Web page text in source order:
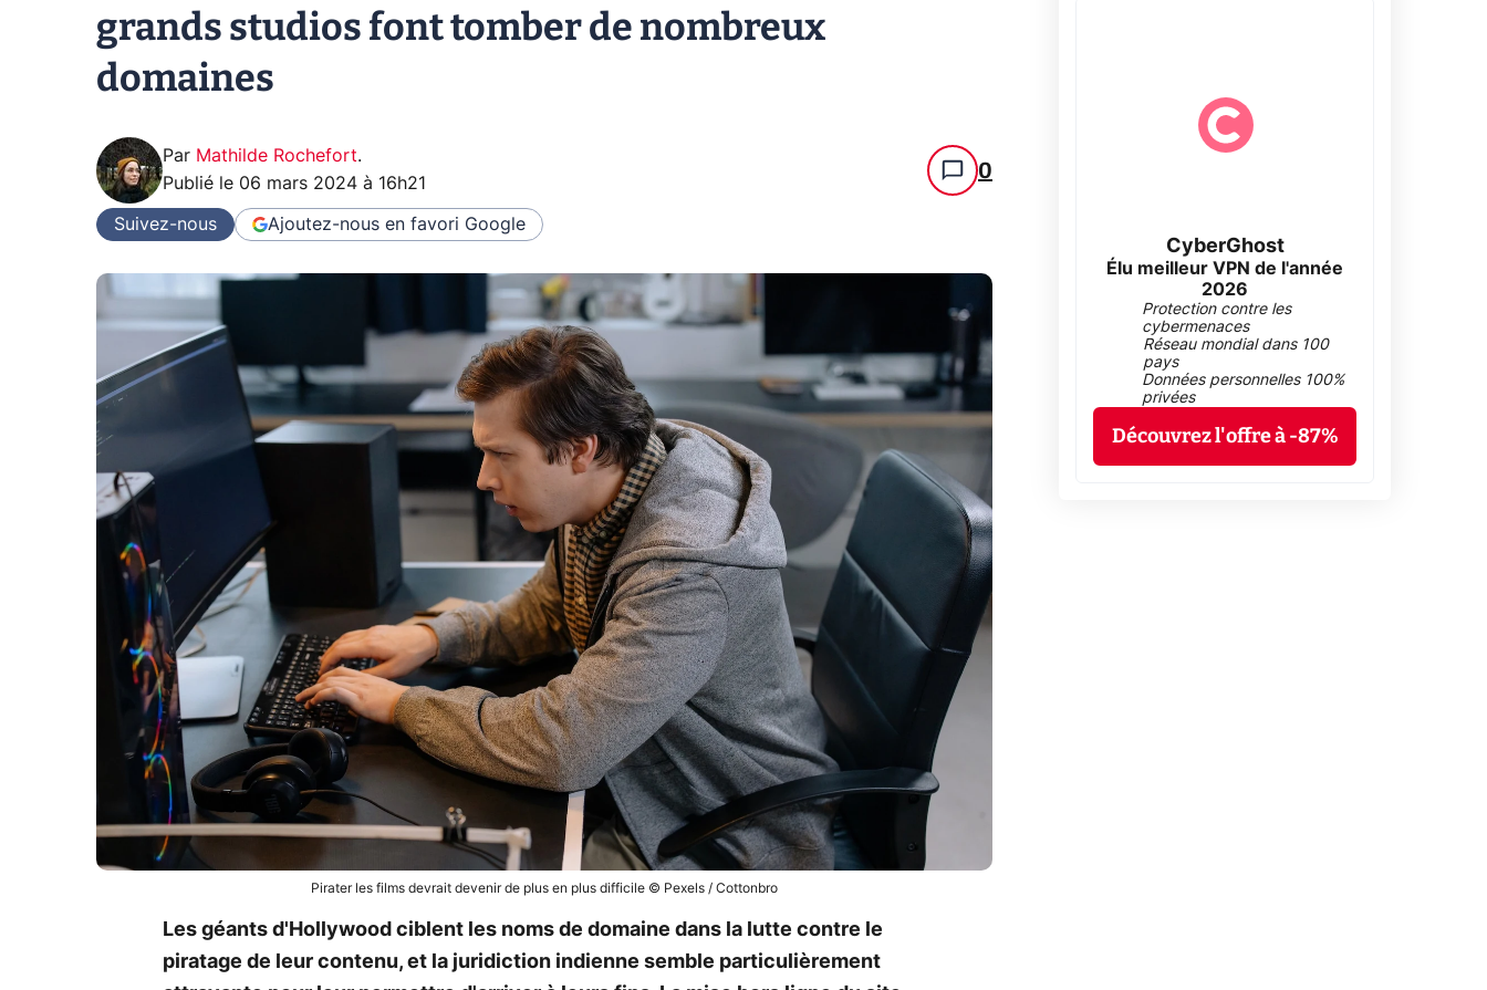
grands studios font tomber de nombreux
domaines
Par Mathilde Rochefort.
Publié le 06 mars 2024 à 16h21 0
Suivez-nous Ajoutez-nous en favori Google
Pirater les films devrait devenir de plus en plus difficile © Pexels / Cottonbro
Les géants d'Hollywood ciblent les noms de domaine dans la lutte contre le
piratage de leur contenu, et la juridiction indienne semble particulièrement
CyberGhost
Élu meilleur VPN de l'année
2026
Protection contre les
cybermenaces
Réseau mondial dans 100
pays
Données personnelles 100%
privées
Découvrez l'offre à -87%